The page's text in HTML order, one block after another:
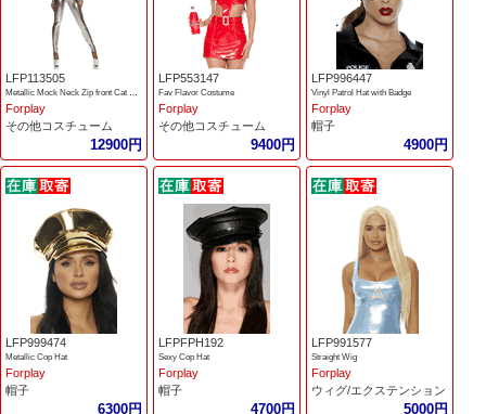
LFP113505
Metallic Mock Neck Zip front Cat suit
Forplay
その他コスチューム
12900円
LFP553147
Fav Flavor Costume
Forplay
その他コスチューム
9400円
LFP996447
Vinyl Patrol Hat with Badge
Forplay
帽子
4900円
LFP999474
Metallic Cop Hat
Forplay
帽子
6300円
LFPFPH192
Sexy Cop Hat
Forplay
帽子
4700円
LFP991577
Straight Wig
Forplay
ウィグ/エクステンション
5000円